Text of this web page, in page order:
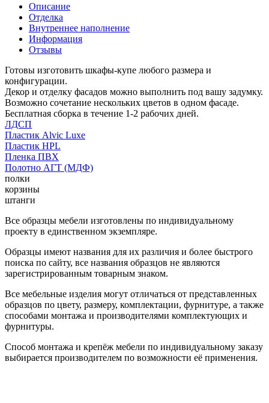
Описание
Отделка
Внутреннее наполнение
Информация
Отзывы
Готовы изготовить шкафы-купе любого размера и
конфигурации.
Декор и отделку фасадов можно выполнить под вашу задумку.
Возможно сочетание нескольких цветов в одном фасаде.
Бесплатная сборка в течение 1-2 рабочих дней.
ЛДСП
Пластик Alvic Luxe
Пластик HPL
Пленка ПВХ
Полотно АГТ (МДФ)
полки
корзины
штанги
Все образцы мебели изготовлены по индивидуальному
проекту в единственном экземпляре.
Образцы имеют названия для их различия и более быстрого
поиска по сайту, все названия образцов не являются
зарегистрированным товарным знаком.
Все мебельные изделия могут отличаться от представленных
образцов по цвету, размеру, комплектации, фурнитуре, а также
способами монтажа и производителями комплектующих и
фурнитуры.
Способ монтажа и крепёж мебели по индивидуальному заказу
выбирается производителем по возможности её применения.